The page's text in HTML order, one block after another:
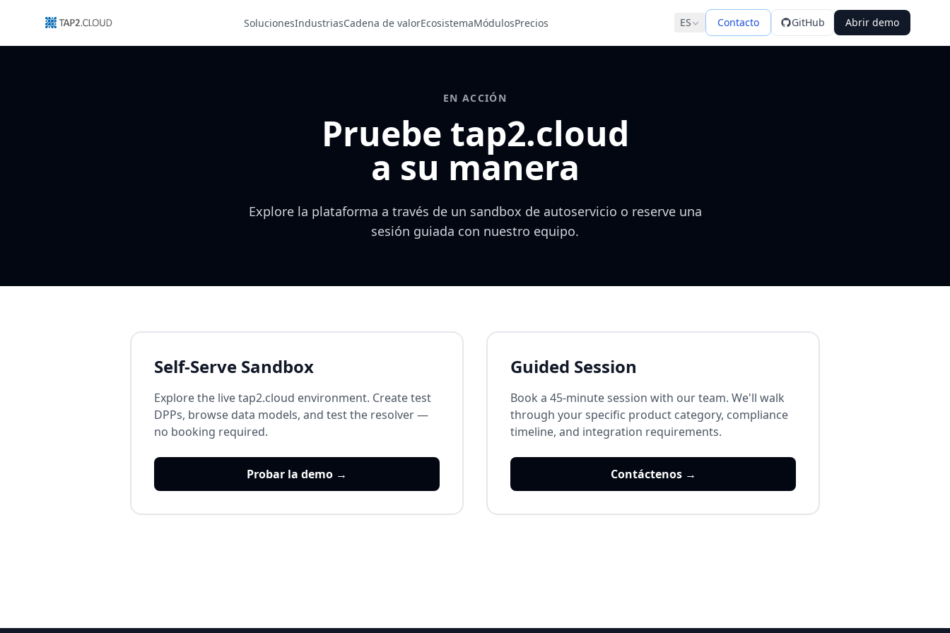
SolucionesIndustriasCadena de valorEcosistemaMódulosPrecios ES Contacto GitHub Abrir demo
EN ACCIÓN
Pruebe tap2.cloud
a su manera
Explore la plataforma a través de un sandbox de autoservicio o reserve una
sesión guiada con nuestro equipo.
Self-Serve Sandbox
Explore the live tap2.cloud environment. Create test
DPPs, browse data models, and test the resolver —
no booking required.
Probar la demo →
Guided Session
Book a 45-minute session with our team. We'll walk
through your specific product category, compliance
timeline, and integration requirements.
Contáctenos →